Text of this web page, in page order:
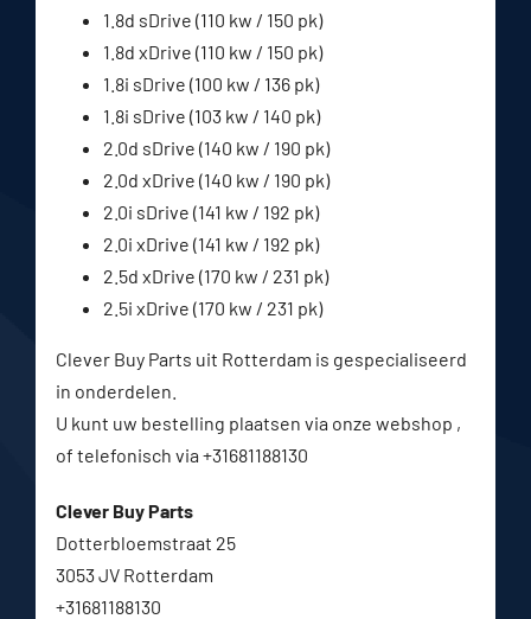
1.8d sDrive (110 kw / 150 pk)
1.8d xDrive (110 kw / 150 pk)
1.8i sDrive (100 kw / 136 pk)
1.8i sDrive (103 kw / 140 pk)
2.0d sDrive (140 kw / 190 pk)
2.0d xDrive (140 kw / 190 pk)
2.0i sDrive (141 kw / 192 pk)
2.0i xDrive (141 kw / 192 pk)
2.5d xDrive (170 kw / 231 pk)
2.5i xDrive (170 kw / 231 pk)
Clever Buy Parts uit Rotterdam is gespecialiseerd
in onderdelen.
U kunt uw bestelling plaatsen via onze webshop ,
of telefonisch via +31681188130
Clever Buy Parts
Dotterbloemstraat 25
3053 JV Rotterdam
+31681188130